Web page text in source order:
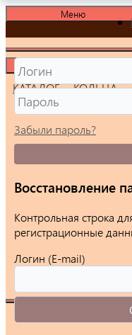
Меню
КАТАЛОГ КОЛЬЦА
Забыли пароль?
Восстановление
Контрольная строка
регистрационные
Логин (E-mail)